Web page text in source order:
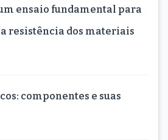
ensaio fundamental para
resistência dos materiais
componentes e suas